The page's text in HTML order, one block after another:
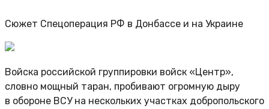
Сюжет Спецоперация РФ в Донбассе и на Украине
Войска российской группировки войск «Центр»,
словно мощный таран, пробивают огромную дыру
в обороне ВСУ на нескольких участках добропольского